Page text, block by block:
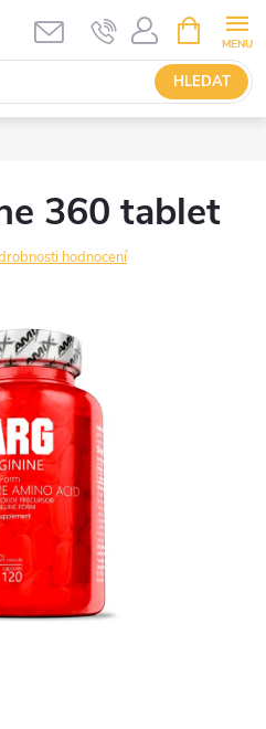
HLEDAT
NÁKUPNÍ
KOŠÍK
360 tablet
hodnocení